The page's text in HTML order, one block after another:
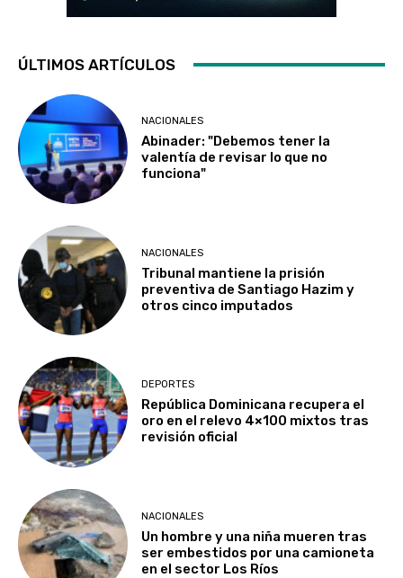
ÚLTIMOS ARTÍCULOS
NACIONALES
Abinader: "Debemos tener la
valentía de revisar lo que no
funciona"
NACIONALES
Tribunal mantiene la prisión
preventiva de Santiago Hazim y
otros cinco imputados
DEPORTES
República Dominicana recupera el
oro en el relevo 4×100 mixtos tras
revisión oficial
NACIONALES
Un hombre y una niña mueren tras
ser embestidos por una camioneta
en el sector Los Ríos